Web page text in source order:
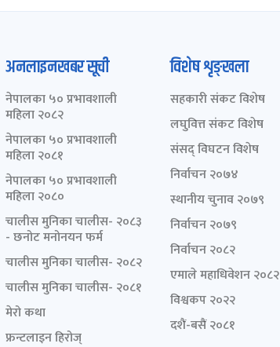
अनलाइनखबर सूची
नेपालका ५० प्रभावशाली
महिला २०८२
नेपालका ५० प्रभावशाली
महिला २०८१
नेपालका ५० प्रभावशाली
महिला २०८०
चालीस मुनिका चालीस- २०८३
- छनोट मनोनयन फर्म
चालीस मुनिका चालीस- २०८२
चालीस मुनिका चालीस- २०८१
मेरो कथा
फ्रन्टलाइन हिरोज्
विशेष शृङ्खला
सहकारी संकट विशेष
लघुवित्त संकट विशेष
संसद् विघटन विशेष
निर्वाचन २०७४
स्थानीय चुनाव २०७९
निर्वाचन २०७९
निर्वाचन २०८२
एमाले महाधिवेशन २०८२
विश्वकप २०२२
दशैं-बसैं २०८१